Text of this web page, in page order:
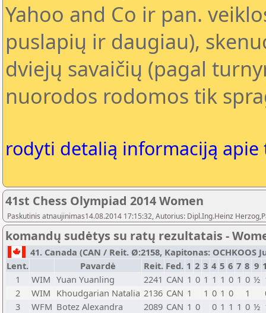
Yahoo and Co ir pan.
puslapių ir daugiau),
dviejų savaičių (pagal
nuorodos rodomos tik
rodyti detalią informaciją
41st Chess Olympiad 2014 Women
Paskutinis atnaujinimas14.08.2014 17:15:32, Autorius: Dipl.Ing.Heinz
komandų sudėtys su ratų rezultatais -
41. Canada (CAN / Reit. Ø:2158, Kapitonas: OCHKOOS
Lent.
Pavardė Reit. Fed. 1 2 3 4 5 6 7 8 9
1
WIM Yuan Yuanling 2241 CAN 1 0 1 1 1 0 1 0 ½
2
WIM Khoudgarian Natalia 2136 CAN 1 1 0 1 0 1
3
WFM Botez Alexandra 2089 CAN 1 0 0 1 1 1 0 ½